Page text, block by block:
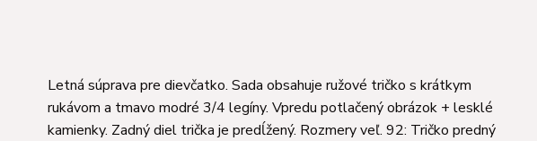
Letná súprava pre dievčatko. Sada obsahuje ružové tričko s krátkym
rukávom a tmavo modré 3/4 legíny. Vpredu potlačený obrázok + lesklé
kamienky. Zadný diel trička je predĺžený. Rozmery veľ. 92: Tričko predný